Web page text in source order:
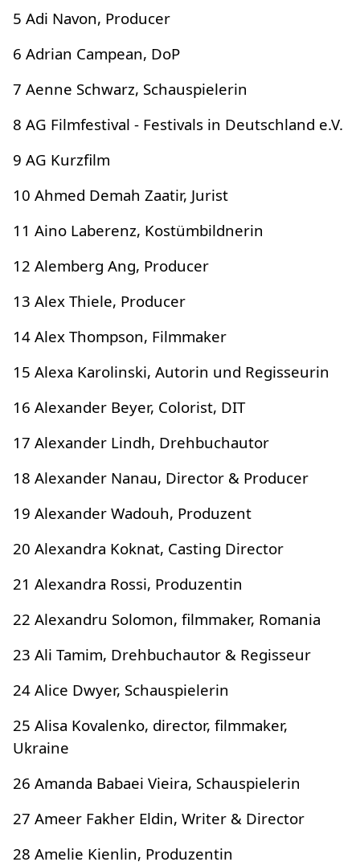
5 Adi Navon, Producer
6 Adrian Campean, DoP
7 Aenne Schwarz, Schauspielerin
8 AG Filmfestival - Festivals in Deutschland e.V.
9 AG Kurzfilm
10 Ahmed Demah Zaatir, Jurist
11 Aino Laberenz, Kostümbildnerin
12 Alemberg Ang, Producer
13 Alex Thiele, Producer
14 Alex Thompson, Filmmaker
15 Alexa Karolinski, Autorin und Regisseurin
16 Alexander Beyer, Colorist, DIT
17 Alexander Lindh, Drehbuchautor
18 Alexander Nanau, Director & Producer
19 Alexander Wadouh, Produzent
20 Alexandra Koknat, Casting Director
21 Alexandra Rossi, Produzentin
22 Alexandru Solomon, filmmaker, Romania
23 Ali Tamim, Drehbuchautor & Regisseur
24 Alice Dwyer, Schauspielerin
25 Alisa Kovalenko, director, filmmaker,
Ukraine
26 Amanda Babaei Vieira, Schauspielerin
27 Ameer Fakher Eldin, Writer & Director
28 Amelie Kienlin, Produzentin